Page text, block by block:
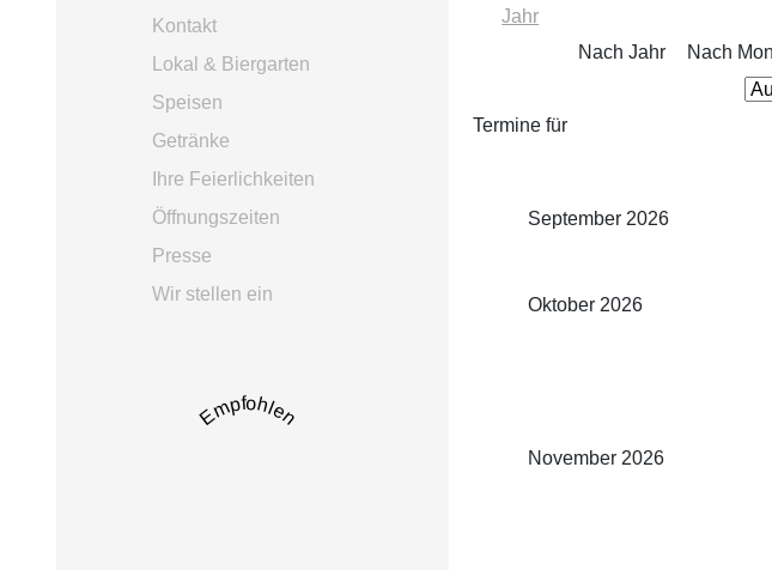
Kontakt
Lokal & Biergarten
Speisen
Getränke
Ihre Feierlichkeiten
Öffnungszeiten
Presse
Wir stellen ein
Empfohlen
Nach Jahr Nach
Termine für
September 2026
Oktober 2026
November 2026